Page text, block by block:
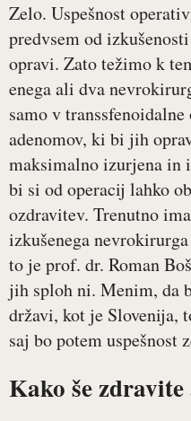
Zelo. Uspešnost
predvsem od
opravi. Zato težimo k
enega ali dva
samo v
adenomov, ki bi jih
maksimalno izurjena in
bi si od operacij lahko
ozdravitev. Trenutno
izkušenega
to je prof. dr. Roman
jih sploh ni. Menim, da
državi, kot je Slovenija,
saj bo potem uspešnost
Kako še